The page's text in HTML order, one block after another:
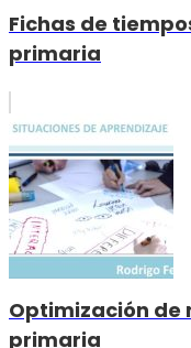
Fichas de
primaria
Optimización de
primaria